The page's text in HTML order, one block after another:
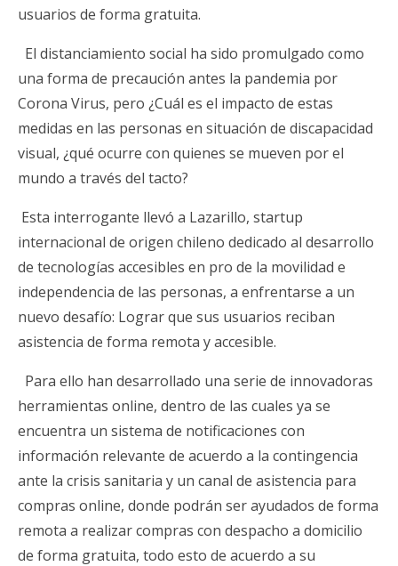
usuarios de forma gratuita.
El distanciamiento social ha sido promulgado como
una forma de precaución antes la pandemia por
Corona Virus, pero ¿Cuál es el impacto de estas
medidas en las personas en situación de discapacidad
visual, ¿qué ocurre con quienes se mueven por el
mundo a través del tacto?
Esta interrogante llevó a Lazarillo, startup
internacional de origen chileno dedicado al desarrollo
de tecnologías accesibles en pro de la movilidad e
independencia de las personas, a enfrentarse a un
nuevo desafío: Lograr que sus usuarios reciban
asistencia de forma remota y accesible.
Para ello han desarrollado una serie de innovadoras
herramientas online, dentro de las cuales ya se
encuentra un sistema de notificaciones con
información relevante de acuerdo a la contingencia
ante la crisis sanitaria y un canal de asistencia para
compras online, donde podrán ser ayudados de forma
remota a realizar compras con despacho a domicilio
de forma gratuita, todo esto de acuerdo a su